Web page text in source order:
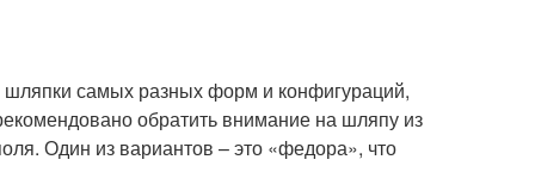
самых разных форм и конфигураций,
обратить внимание на шляпу из
Один из вариантов – это «федора», что